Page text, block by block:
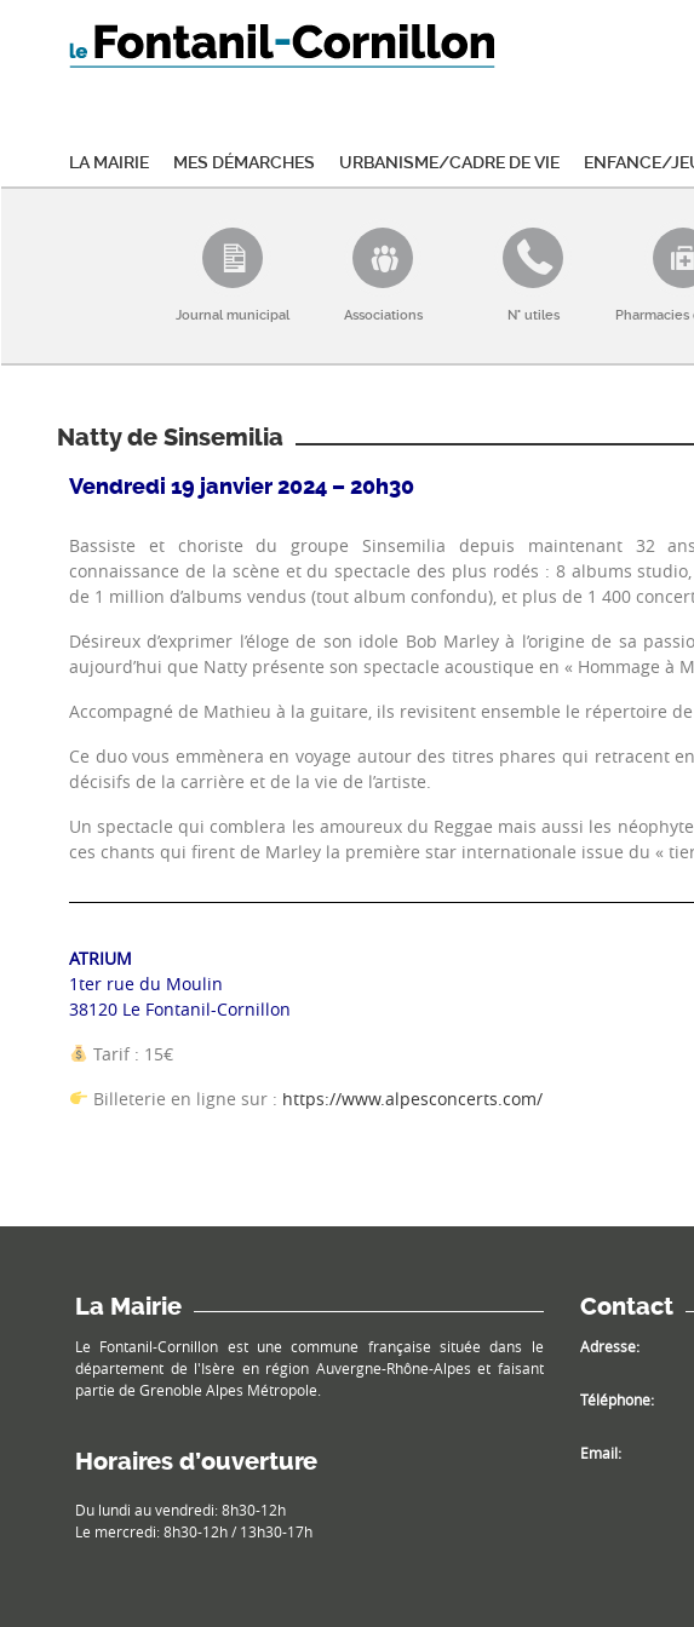
La mairie Mes démarches Urbanisme/Cadre de vie Enfance/
Journal municipal Associations N° utiles
Natty de Sinsemilia
Vendredi 19 janvier 2024 – 20h30
Bassiste et choriste du groupe Sinsemilia depuis maintenant 32
connaissance de la scène et du spectacle des plus rodés : 8 albums
de 1 million d’albums vendus (tout album confondu), et plus de 1 400
Désireux d’exprimer l’éloge de son idole Bob Marley à l’origine de sa
aujourd’hui que Natty présente son spectacle acoustique en « Hommage à
Accompagné de Mathieu à la guitare, ils revisitent ensemble le répertoire de
Ce duo vous emmènera en voyage autour des titres phares qui retracent
décisifs de la carrière et de la vie de l’artiste.
Un spectacle qui comblera les amoureux du Reggae mais aussi les
ces chants qui firent de Marley la première star internationale issue du «
ATRIUM
1ter rue du Moulin
38120 Le Fontanil-Cornillon
Tarif : 15€
Billeterie en ligne sur : https://www.alpesconcerts.com/
La Mairie
Le Fontanil-Cornillon est une commune française située dans le
département de l'Isère en région Auvergne-Rhône-Alpes et faisant
partie de Grenoble Alpes Métropole.
Horaires d’ouverture
Du lundi au vendredi: 8h30-12h
Le mercredi: 8h30-12h / 13h30-17h
Contact
Adresse:
Téléphone:
Email: